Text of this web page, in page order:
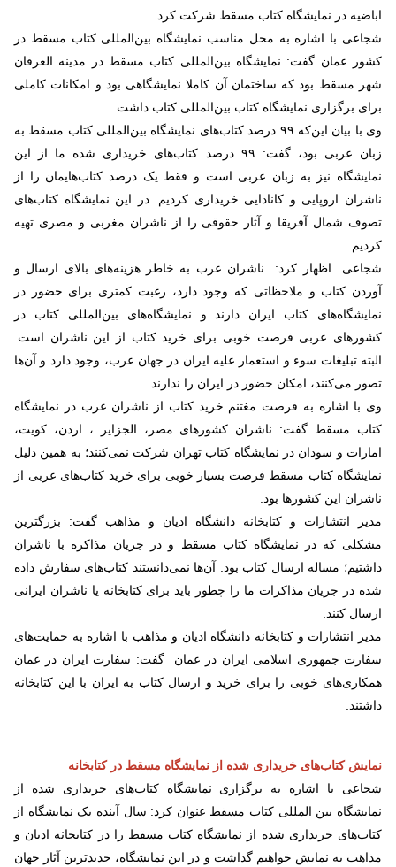
اباضیه در نمایشگاه کتاب مسقط شرکت کرد.
شجاعی با اشاره به محل مناسب نمایشگاه بین‌المللی کتاب مسقط در
کشور عمان گفت: نمایشگاه بین‌المللی کتاب مسقط در مدینه العرفان
شهر مسقط بود که ساختمان آن کاملا نمایشگاهی بود و امکانات کاملی
برای برگزاری نمایشگاه کتاب بین‌المللی کتاب داشت.
وی با بیان این‌که ۹۹ درصد کتاب‌های نمایشگاه بین‌المللی کتاب مسقط به
زبان عربی بود، گفت: ۹۹ درصد کتاب‌های خریداری شده ما از این
نمایشگاه نیز به زبان عربی است و فقط یک درصد کتاب‌هایمان را از
ناشران اروپایی و کانادایی خریداری کردیم. در این نمایشگاه کتاب‌های
تصوف شمال آفریقا و آثار حقوقی را از ناشران مغربی و مصری تهیه
کردیم.
شجاعی اظهار کرد: ناشران عرب به خاطر هزینه‌های بالای ارسال و
آوردن کتاب و ملاحظاتی که وجود دارد، رغبت کمتری برای حضور در
نمایشگاه‌های کتاب ایران دارند و نمایشگاه‌های بین‌المللی کتاب در
کشورهای عربی فرصت خوبی برای خرید کتاب از این ناشران است.
البته تبلیغات سوء و استعمار علیه ایران در جهان عرب، وجود دارد و آن‌ها
تصور می‌کنند، امکان حضور در ایران را ندارند.
وی با اشاره به فرصت مغتنم خرید کتاب از ناشران عرب در نمایشگاه
کتاب مسقط گفت: ناشران کشورهای مصر، الجزایر ، اردن، کویت،
امارات و سودان در نمایشگاه کتاب تهران شرکت نمی‌کنند؛ به همین دلیل
نمایشگاه کتاب مسقط فرصت بسیار خوبی برای خرید کتاب‌های عربی از
ناشران این کشورها بود.
مدیر انتشارات و کتابخانه دانشگاه ادیان و مذاهب گفت: بزرگترین
مشکلی که در نمایشگاه کتاب مسقط و در جریان مذاکره با ناشران
داشتیم؛ مساله ارسال کتاب بود. آن‌ها نمی‌دانستند کتاب‌های سفارش داده
شده در جریان مذاکرات ما را چطور باید برای کتابخانه یا ناشران ایرانی
ارسال کنند.
مدیر انتشارات و کتابخانه دانشگاه ادیان و مذاهب با اشاره به حمایت‌های
سفارت جمهوری اسلامی ایران در عمان گفت: سفارت ایران در عمان
همکاری‌های خوبی را برای خرید و ارسال کتاب به ایران با این کتابخانه
داشتند.
نمایش کتاب‌های خریداری شده از نمایشگاه مسقط در کتابخانه
شجاعی با اشاره به برگزاری نمایشگاه کتاب‌های خریداری شده از
نمایشگاه بین المللی کتاب مسقط عنوان کرد: سال آینده یک نمایشگاه از
کتاب‌های خریداری شده از نمایشگاه کتاب مسقط را در کتابخانه ادیان و
مذاهب به نمایش خواهیم گذاشت و در این نمایشگاه، جدیدترین آثار جهان